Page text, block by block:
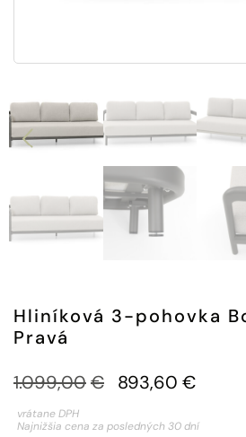
Hliníková 3-pohovka
Pravá
1.099,00€ 893,60 €
vrátane DPH
Najnižšia cena za posledných 30 dní